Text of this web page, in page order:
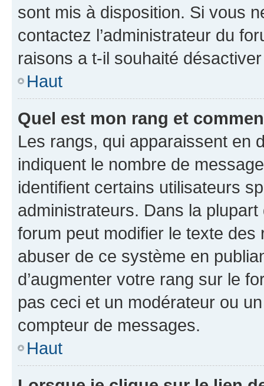
sont mis à disposition. Si vous
contactez l’administrateur du
raisons a t-il souhaité
Haut
Quel est mon rang et
Les rangs, qui apparaissent en
indiquent le nombre de
identifient certains utilisateurs
administrateurs. Dans la
forum peut modifier le texte
abuser de ce système en
d’augmenter votre rang sur le
pas ceci et un modérateur ou
compteur de messages.
Haut